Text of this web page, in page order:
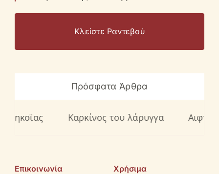
Κλείστε Ραντεβού
Πρόσφατα Άρθρα
Καρκίνος του λάρυγγα Αιφνίδια
Επικοινωνία Χρήσιμα